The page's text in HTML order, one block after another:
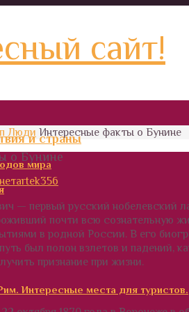
сайт!
и страны
мира
Интересные места для туристов.
Люди Интересные факты о Бунине
о Бунине
artek356
— первый русский нобелевский
почти всю сознательную
в родной России. В его
был полон взлетов и падений,
признание при жизни.